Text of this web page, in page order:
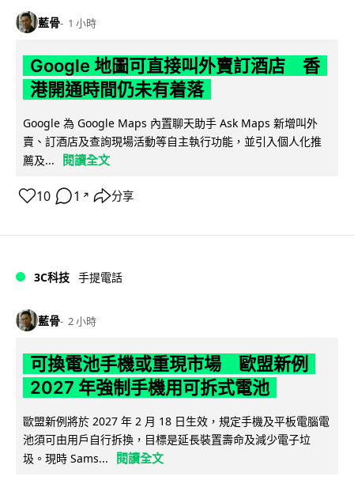
藍骨 1 小時
Google 地圖可直接叫外賣訂酒店 香
港開通時間仍未有着落
Google 為 Google Maps 內置聊天助手 Ask Maps 新增叫外
賣、訂酒店及查詢現場活動等自主執行功能，並引入個人化推
薦及...
閱讀全文
10 1 ↗ 分享
3C科技 手提電話
藍骨 2 小時
可換電池手機或重現市場 歐盟新例
2027 年強制手機用可拆式電池
歐盟新例將於 2027 年 2 月 18 日生效，規定手機及平板電腦電
池須可由用戶自行拆換，目標是延長裝置壽命及減少電子垃
圾。現時 Sams...
閱讀全文